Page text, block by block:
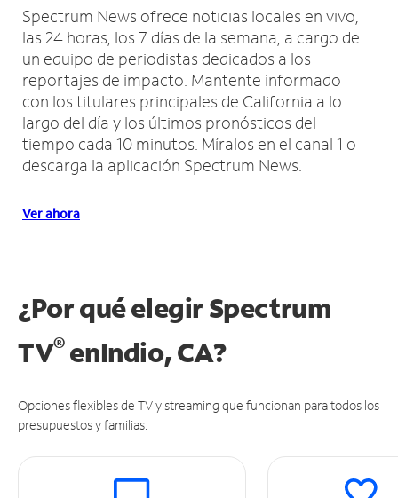
Spectrum News ofrece noticias locales en vivo,
las 24 horas, los 7 días de la semana, a cargo de
un equipo de periodistas dedicados a los
reportajes de impacto. Mantente informado
con los titulares principales de California a lo
largo del día y los últimos pronósticos del
tiempo cada 10 minutos. Míralos en el canal 1 o
descarga la aplicación Spectrum News.
Ver ahora
¿Por qué elegir Spectrum
TV®enIndio, CA?
Opciones flexibles de TV y streaming que funcionan para todos los
presupuestos y familias.